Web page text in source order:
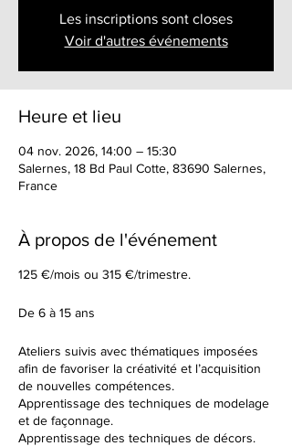
Les inscriptions sont closes
Voir d'autres événements
Heure et lieu
04 nov. 2026, 14:00 – 15:30
Salernes, 18 Bd Paul Cotte, 83690 Salernes,
France
À propos de l'événement
125 €/mois ou 315 €/trimestre.
De 6 à 15 ans
Ateliers suivis avec thématiques imposées
afin de favoriser la créativité et l’acquisition
de nouvelles compétences.
Apprentissage des techniques de modelage
et de façonnage.
Apprentissage des techniques de décors.